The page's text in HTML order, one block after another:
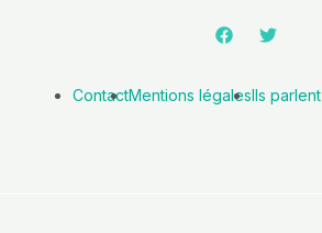
ContactMentions légalesIls